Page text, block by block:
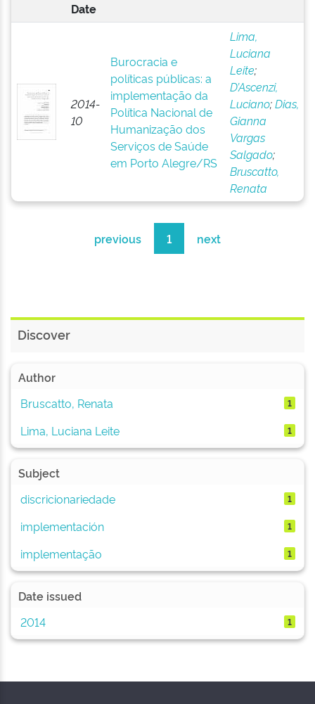
Date
2014-
10
Burocracia e
políticas públicas: a
implementação da
Política Nacional de
Humanização dos
Serviços de Saúde
em Porto Alegre/RS
Lima,
Luciana
Leite;
D’Ascenzi,
Luciano;Dias,
Gianna
Vargas
Salgado;
Bruscatto,
Renata
previous 1 next
Discover
Author
Bruscatto, Renata
1
Lima, Luciana Leite 1
Subject
discricionariedade
1
implementación 1
implementação 1
Date issued
2014
1